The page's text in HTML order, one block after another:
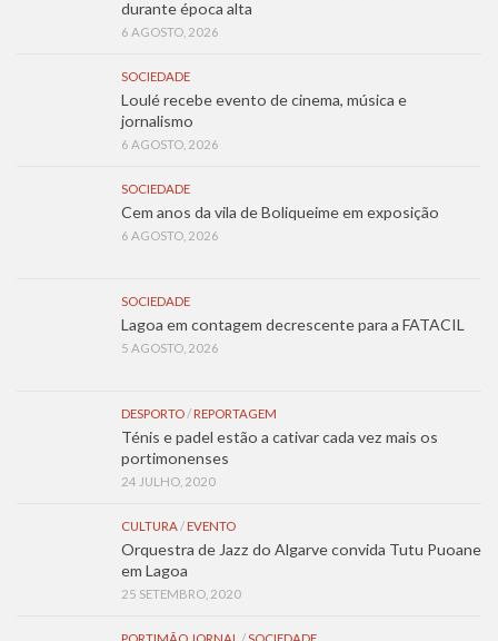
durante época alta
6 AGOSTO, 2026
SOCIEDADE
Loulé recebe evento de cinema, música e
jornalismo
6 AGOSTO, 2026
SOCIEDADE
Cem anos da vila de Boliqueime em exposição
6 AGOSTO, 2026
SOCIEDADE
Lagoa em contagem decrescente para a FATACIL
5 AGOSTO, 2026
DESPORTO/ REPORTAGEM
Ténis e padel estão a cativar cada vez mais os
portimonenses
24 JULHO, 2020
CULTURA/ EVENTO
Orquestra de Jazz do Algarve convida Tutu Puoane
em Lagoa
25 SETEMBRO, 2020
PORTIMÃO JORNAL / SOCIEDADE